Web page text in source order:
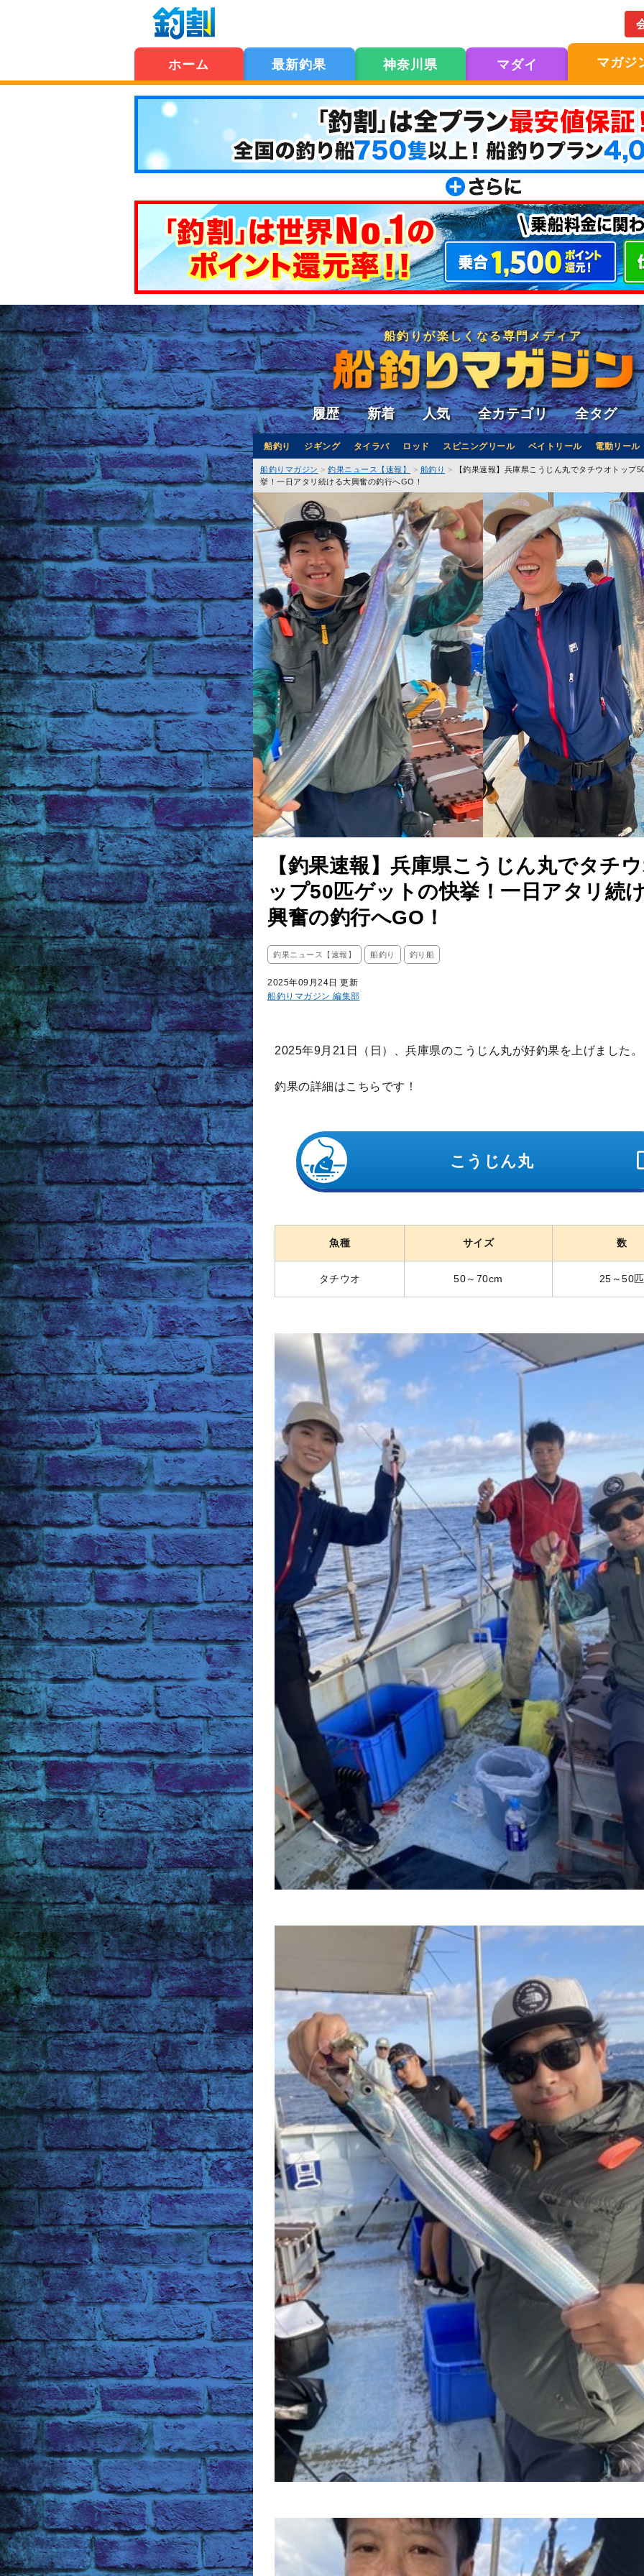
ホーム 最新釣果 神奈川県 マダイ マガジ
船釣りが楽しくなる専門メディア
履歴 新着 人気 全カテゴリ 全タグ
船釣り ジギング タイラバ ロッド スピニングリール ベイトリール 電動リール
船釣りマガジン 釣果ニュース【速報】 船釣り
【釣果速報】兵庫県こうじん丸でタチウオトップ
挙！一日アタリ続ける大興奮の釣行へGO！
【釣果速報】兵庫県こうじん丸でタチ
ップ50匹ゲットの快挙！一日アタリ続
興奮の釣行へGO！
釣果ニュース【速報】 船釣り 釣り船
2025年09月24日 更新
船釣りマガジン 編集部
2025年9月21日（日）、兵庫県のこうじん丸が好釣果を上げました。
釣果の詳細はこちらです！
こうじん丸
魚種 サイズ 数
タチウオ 50～70cm 25～50匹